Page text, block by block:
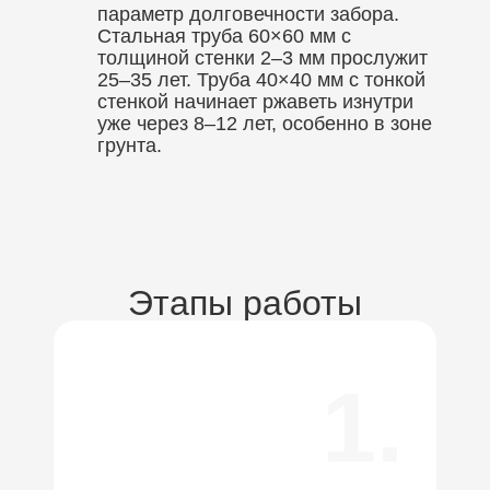
параметр долговечности забора.
Стальная труба 60×60 мм с
толщиной стенки 2–3 мм прослужит
25–35 лет. Труба 40×40 мм с тонкой
стенкой начинает ржаветь изнутри
уже через 8–12 лет, особенно в зоне
грунта.
Этапы работы